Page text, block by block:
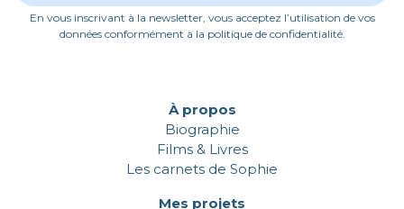
En vous inscrivant à la newsletter, vous acceptez l’utilisation de vos
données conformément à la politique de confidentialité.
À propos
Biographie
Films & Livres
Les carnets de Sophie
Mes projets